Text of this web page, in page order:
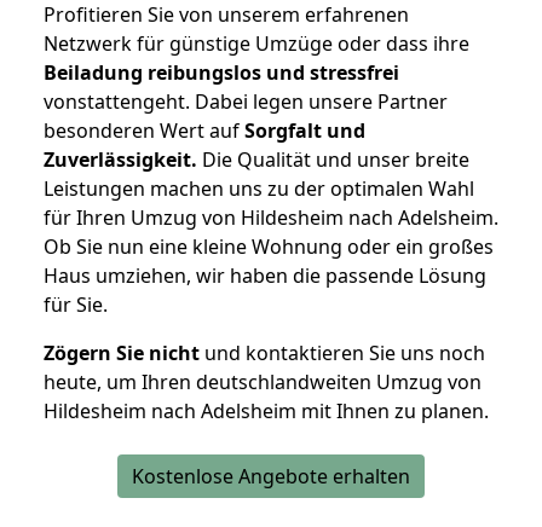
Profitieren Sie von unserem erfahrenen
Netzwerk für günstige Umzüge oder dass ihre
Beiladung reibungslos und stressfrei
vonstattengeht. Dabei legen unsere Partner
besonderen Wert aufSorgfalt und
Zuverlässigkeit. Die Qualität und unser breite
Leistungen machen uns zu der optimalen Wahl
für Ihren Umzug von Hildesheim nach Adelsheim.
Ob Sie nun eine kleine Wohnung oder ein großes
Haus umziehen, wir haben die passende Lösung
für Sie.
Zögern Sie nicht und kontaktieren Sie uns noch
heute, um Ihren deutschlandweiten Umzug von
Hildesheim nach Adelsheim mit Ihnen zu planen.
Kostenlose Angebote erhalten